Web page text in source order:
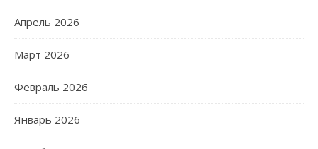
Апрель 2026
Март 2026
Февраль 2026
Январь 2026